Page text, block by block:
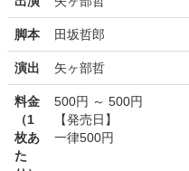
脚本 田坂哲郎
演出 矢ヶ部哲
料金
（1
枚あ
た
500円 ～ 500円
【発売日】
一律500円